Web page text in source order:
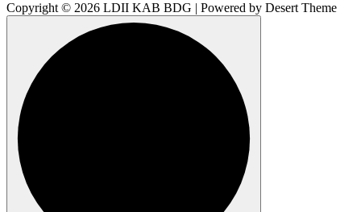
Copyright © 2026 LDII KAB BDG | Powered by Desert Theme